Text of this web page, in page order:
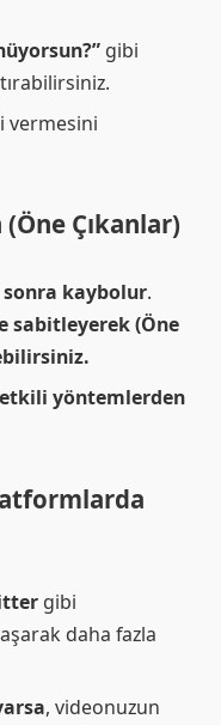
gibi
vermesini
Çıkanlar)
sonra kaybolur.
sabitleyerek (Öne
yöntemlerden
gibi
daha fazla
, videonuzun